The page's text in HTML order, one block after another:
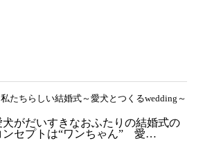
たちらしい結婚式～愛犬とつくるwedding～
犬がだいすきなおふたりの結婚式の
ンセプトは“ワンちゃん” 愛…